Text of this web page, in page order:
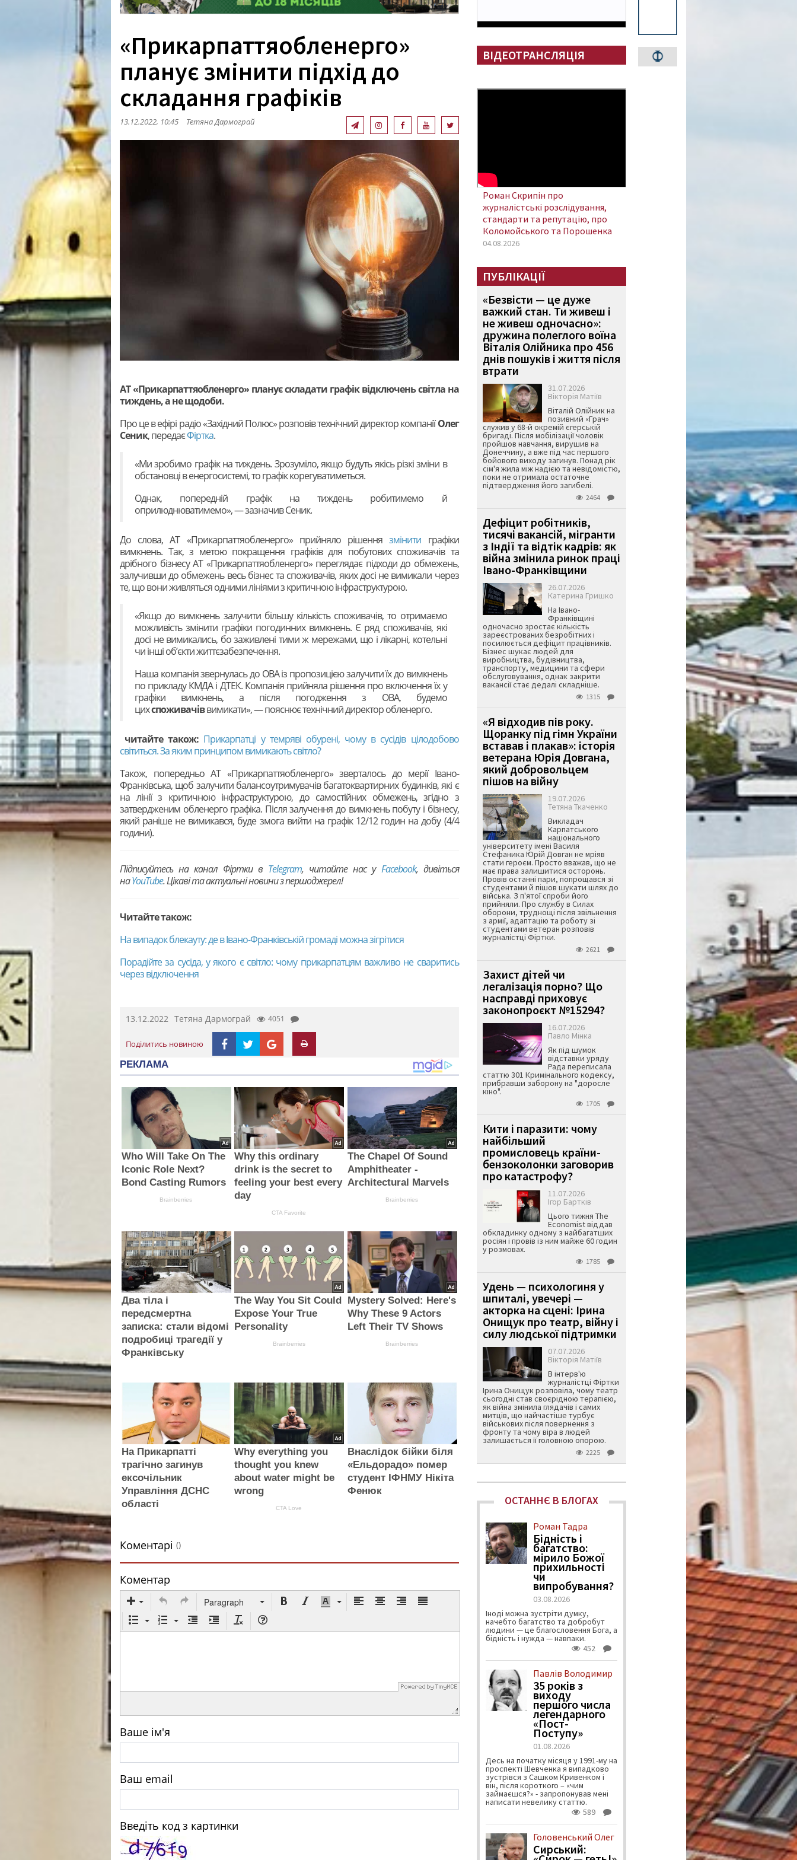
«Прикарпаттяобленерго»
планує змінити підхід до
складання графіків
13.12.2022, 10:45 Тетяна Дармограй
АТ «Прикарпаттяобленерго» планує складати графік відключень світла на
тиждень, а не щодоби.
Про це в ефірі радіо «Західний Полюс» розповів технічний директор компаніїОлег
Сеник, передаєФіртка.
«Ми зробимо графік на тиждень. Зрозуміло, якщо будуть якісь різкі зміни в
обстановці в енергосистемі, то графік корегуватиметься.
Однак, попередній графік на тиждень робитимемо й
оприлюднюватимемо», — зазначив Сеник.
До слова, АТ «Прикарпаттяобленерго» прийняло рішеннязмінити графіки
вимкнень. Так, з метою покращення графіків для побутових споживачів та
дрібного бізнесу АТ «Прикарпаттяобленерго» переглядає підходи до обмежень,
залучивши до обмежень весь бізнес та споживачів, яких досі не вимикали через
те, що вони живляться одними лініями з критичною інфраструктурою.
«Якщо до вимкнень залучити більшу кількість споживачів, то отримаємо
можливість змінити графіки погодинних вимкнень. Є ряд споживачів, які
досі не вимикались, бо заживлені тими ж мережами, що і лікарні, котельні
чи інші об’єкти життєзабезпечення.
Наша компанія звернулась до ОВА із пропозицією залучити їх до вимкнень
по прикладу КМДА і ДТЕК. Компанія прийняла рішення про включення їх у
графіки вимкнень, а після погодження з ОВА, будемо
цихспоживачіввимикати», — пояснює технічний директор обленерго.
читайте також: Прикарпатці у темряві обурені, чому в сусідів цілодобово
світиться. За яким принципом вимикають світло?
Також, попередньо АТ «Прикарпаттяобленерго» зверталось до мерії Івано-
Франківська, щоб залучити балансоутримувачів багатоквартирних будинків, які є
на лінії з критичною інфраструктурою, до самостійних обмежень, згідно з
затвердженим обленерго графіка. Після залучення до вимкнень побуту і бізнесу,
який раніше не вимикався, буде змога вийти на графік 12/12 годин на добу (4/4
години).
Підписуйтесь на канал Фіртки в Telegram, читайте нас у Facebook, дивіться
наYouTubе. Цікаві та актуальні новини з першоджерел!
Читайте також:
На випадок блекауту: де в Івано-Франківській громаді можна зігрітися
Порадійте за сусіда, у якого є світло: чому прикарпатцям важливо не сваритись
через відключення
13.12.2022 Тетяна Дармограй 4051
Поділитись новиною
РЕКЛАМА
Who Will Take On The
Iconic Role Next?
Bond Casting Rumors
Brainberries
Why this ordinary
drink is the secret to
feeling your best every
day
CTA Favorite
The Chapel Of Sound
Amphitheater -
Architectural Marvels
Brainberries
Два тіла і
передсмертна
записка: стали відомі
подробиці трагедії у
Франківську
The Way You Sit Could
Expose Your True
Personality
Brainberries
Mystery Solved: Here's
Why These 9 Actors
Left Their TV Shows
Brainberries
На Прикарпатті
трагічно загинув
ексочільник
Управління ДСНС
області
Why everything you
thought you knew
about water might be
wrong
CTA Love
Внаслідок бійки біля
«Ельдорадо» помер
студент ІФНМУ Нікіта
Фенюк
Коментарі ()
Коментар
Paragraph
Ваше ім'я
Ваш email
Введіть код з картинки
ВІДЕОТРАНСЛЯЦІЯ
Роман Скрипін про
журналістські розслідування,
стандарти та репутацію, про
Коломойського та Порошенка
04.08.2026
ПУБЛІКАЦІЇ
«Безвісти — це дуже
важкий стан. Ти живеш і
не живеш одночасно»:
дружина полеглого воїна
Віталія Олійника про 456
днів пошуків і життя після
втрати
31.07.2026
Вікторія Матіїв
Віталій Олійник на
позивний «Грач»
служив у 68-й окремій єгерській
бригаді. Після мобілізації чоловік
пройшов навчання, вирушив на
Донеччину, а вже під час першого
бойового виходу загинув. Понад рік
сім'я жила між надією та невідомістю,
поки не отримала остаточне
підтвердження його загибелі.
2464
Дефіцит робітників,
тисячі вакансій, мігранти
з Індії та відтік кадрів: як
війна змінила ринок праці
Івано-Франківщини
26.07.2026
Катерина Гришко
На Івано-
Франківщині
одночасно зростає кількість
зареєстрованих безробітних і
посилюється дефіцит працівників.
Бізнес шукає людей для
виробництва, будівництва,
транспорту, медицини та сфери
обслуговування, однак закрити
вакансії стає дедалі складніше.
1315
«Я відходив пів року.
Щоранку під гімн України
вставав і плакав»: історія
ветерана Юрія Довгана,
який добровольцем
пішов на війну
19.07.2026
Тетяна Ткаченко
Викладач
Карпатського
національного
університету імені Василя
Стефаника Юрій Довган не мріяв
стати героєм. Просто вважав, що не
має права залишитися осторонь.
Провів останні пари, попрощався зі
студентами й пішов шукати шлях до
війська. З п'ятої спроби його
прийняли. Про службу в Силах
оборони, труднощі після звільнення
з армії, адаптацію та роботу зі
студентами ветеран розповів
журналістці Фіртки.
2621
Захист дітей чи
легалізація порно? Що
насправді приховує
законопроєкт №15294?
16.07.2026
Павло Мінка
Як під шумок
відставки уряду
Рада переписала
статтю 301 Кримінального кодексу,
прибравши заборону на "доросле
кіно".
1705
Кити і паразити: чому
найбільший
промисловець країни-
бензоколонки заговорив
про катастрофу?
11.07.2026
Ігор Бартків
Цього тижня The
Economist віддав
обкладинку одному з найбагатших
росіян і провів із ним майже 60 годин
у розмовах.
1785
Удень — психологиня у
шпиталі, увечері —
акторка на сцені: Ірина
Онищук про театр, війну і
силу людської підтримки
07.07.2026
Вікторія Матіїв
В інтерв'ю
журналістці Фіртки
Ірина Онищук розповіла, чому театр
сьогодні став своєрідною терапією,
як війна змінила глядачів і самих
митців, що найчастіше турбує
військових після повернення з
фронту та чому віра в людей
залишається її головною опорою.
2225
ОСТАННЄ В БЛОГАХ
Роман Тадра
Бідність і
багатство:
мірило Божої
прихильності
чи
випробування?
03.08.2026
Іноді можна зустріти думку,
начебто багатство та добробут
людини — це благословення Бога, а
бідність і нужда — навпаки.
452
Павлів Володимир
35 років з
виходу
першого числа
легендарного
«Пост-
Поступу»
01.08.2026
Десь на початку місяця у 1991-му на
проспекті Шевченка я випадково
зустрівся з Сашком Кривенком і
він, після короткого – «чим
займаєшся?» - запропонував мені
написати невелику статтю.
589
Головенський Олег
Сирський: